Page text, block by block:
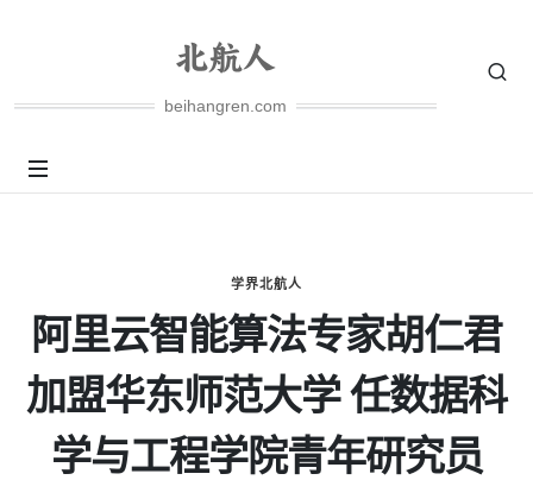
beihangren.com
学界北航人
阿里云智能算法专家胡仁君
加盟华东师范大学 任数据科
学与工程学院青年研究员